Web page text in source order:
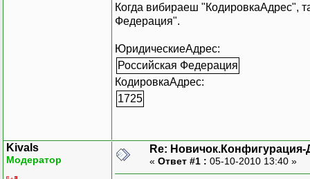
Когда вибираеш "КодировкаАдрес",
Федерация".
ЮридическиеАдрес:
Российская Федерация
КодировкаАдрес:
1725
Kivals
Модератор
Re:
« Ответ #1 : 05-10-2010 13:40 »